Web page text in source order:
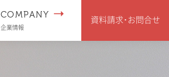
COMPANY
企業情報
資料請求･お問合せ